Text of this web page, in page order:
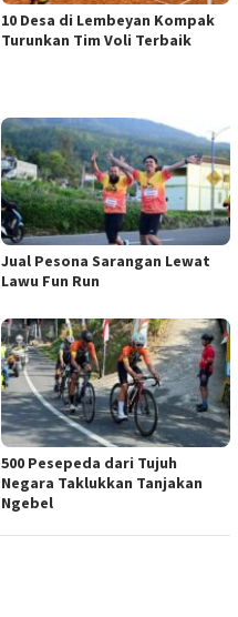
10 Desa di Lembeyan Kompak
Turunkan Tim Voli Terbaik
Jual Pesona Sarangan Lewat
Lawu Fun Run
500 Pesepeda dari Tujuh
Negara Taklukkan Tanjakan
Ngebel